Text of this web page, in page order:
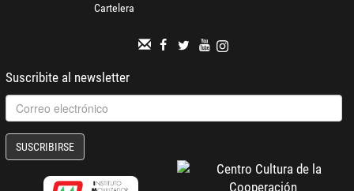
Cartelera
Suscribite al newsletter
SUSCRIBIRSE